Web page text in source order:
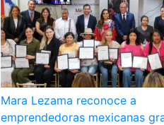
Mara Lezama reconoce a
emprendedoras mexicanas